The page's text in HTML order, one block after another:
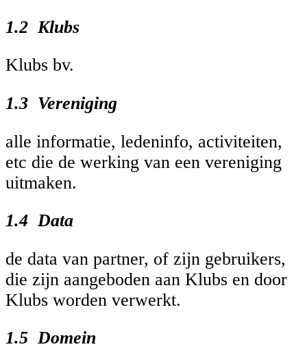
1.2 Klubs
Klubs bv.
1.3 Vereniging
alle informatie, ledeninfo, activiteiten,
etc die de werking van een vereniging
uitmaken.
1.4 Data
de data van partner, of zijn gebruikers,
die zijn aangeboden aan Klubs en door
Klubs worden verwerkt.
1.5 Domein